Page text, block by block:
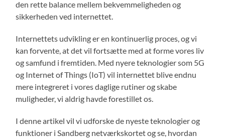
den rette balance mellem bekvemmeligheden og
sikkerheden ved internettet.
Internettets udvikling er en kontinuerlig proces, og vi
kan forvente, at det vil fortsætte med at forme vores liv
og samfund i fremtiden. Med nyere teknologier som 5G
og Internet of Things (IoT) vil internettet blive endnu
mere integreret i vores daglige rutiner og skabe
muligheder, vi aldrig havde forestillet os.
I denne artikel vil vi udforske de nyeste teknologier og
funktioner i Sandberg netværkskortet og se, hvordan